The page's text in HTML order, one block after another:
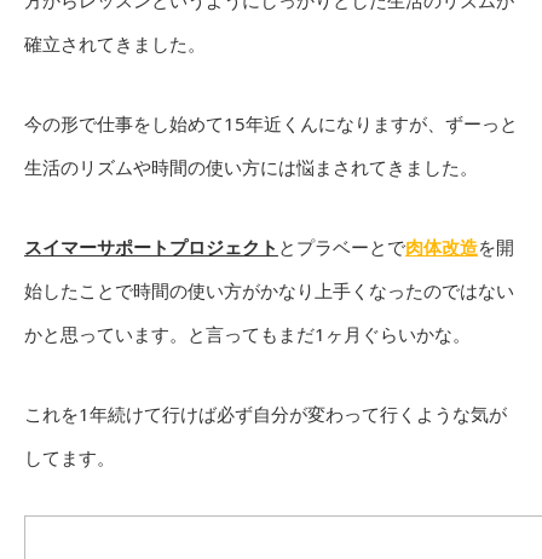
確立されてきました。
今の形で仕事をし始めて15年近くんになりますが、ずーっと
生活のリズムや時間の使い方には悩まされてきました。
スイマーサポートプロジェクト とプラベーとで肉体改造を開
始したことで時間の使い方がかなり上手くなったのではない
かと思っています。と言ってもまだ1ヶ月ぐらいかな。
これを1年続けて行けば必ず自分が変わって行くような気が
してます。